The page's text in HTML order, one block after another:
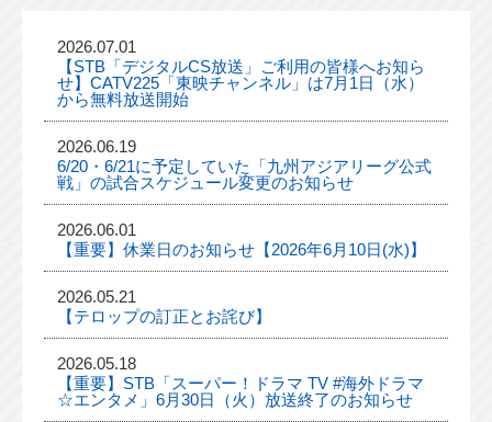
2026.07.01
【STB「デジタルCS放送」ご利用の皆様へお知ら
せ】CATV225「東映チャンネル」は7月1日（水）
から無料放送開始
2026.06.19
6/20・6/21に予定していた「九州アジアリーグ公式
戦」の試合スケジュール変更のお知らせ
2026.06.01
【重要】休業日のお知らせ【2026年6月10日(水)】
2026.05.21
【テロップの訂正とお詫び】
2026.05.18
【重要】STB「スーパー！ドラマ TV #海外ドラマ
☆エンタメ」6月30日（火）放送終了のお知らせ